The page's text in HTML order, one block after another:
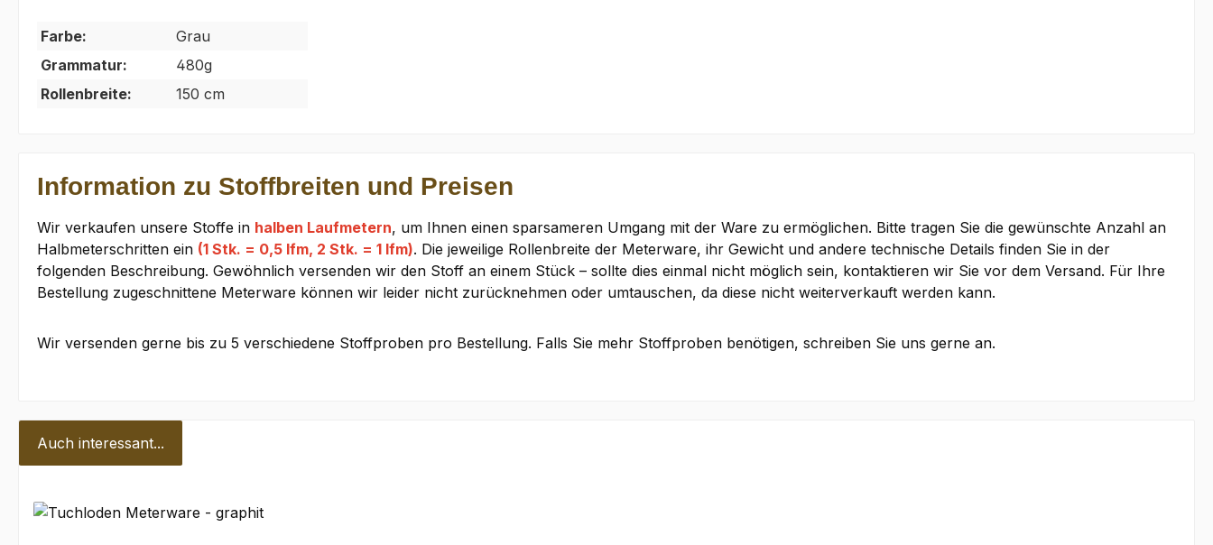
Farbe:
Grau
Grammatur:
480g
Rollenbreite:
150 cm
Information zu Stoffbreiten und Preisen
Wir verkaufen unsere Stoffe in halben Laufmetern, um Ihnen einen sparsameren Umgang mit der Ware zu ermöglichen. Bitte tragen Sie die gewünschte Anzahl an
Halbmeterschritten ein (1 Stk. = 0,5 lfm, 2 Stk. = 1 lfm). Die jeweilige Rollenbreite der Meterware, ihr Gewicht und andere technische Details finden Sie in der
folgenden Beschreibung. Gewöhnlich versenden wir den Stoff an einem Stück – sollte dies einmal nicht möglich sein, kontaktieren wir Sie vor dem Versand. Für Ihre
Bestellung zugeschnittene Meterware können wir leider nicht zurücknehmen oder umtauschen, da diese nicht weiterverkauft werden kann.
Wir versenden gerne bis zu 5 verschiedene Stoffproben pro Bestellung. Falls Sie mehr Stoffproben benötigen, schreiben Sie uns gerne an.
Auch interessant...